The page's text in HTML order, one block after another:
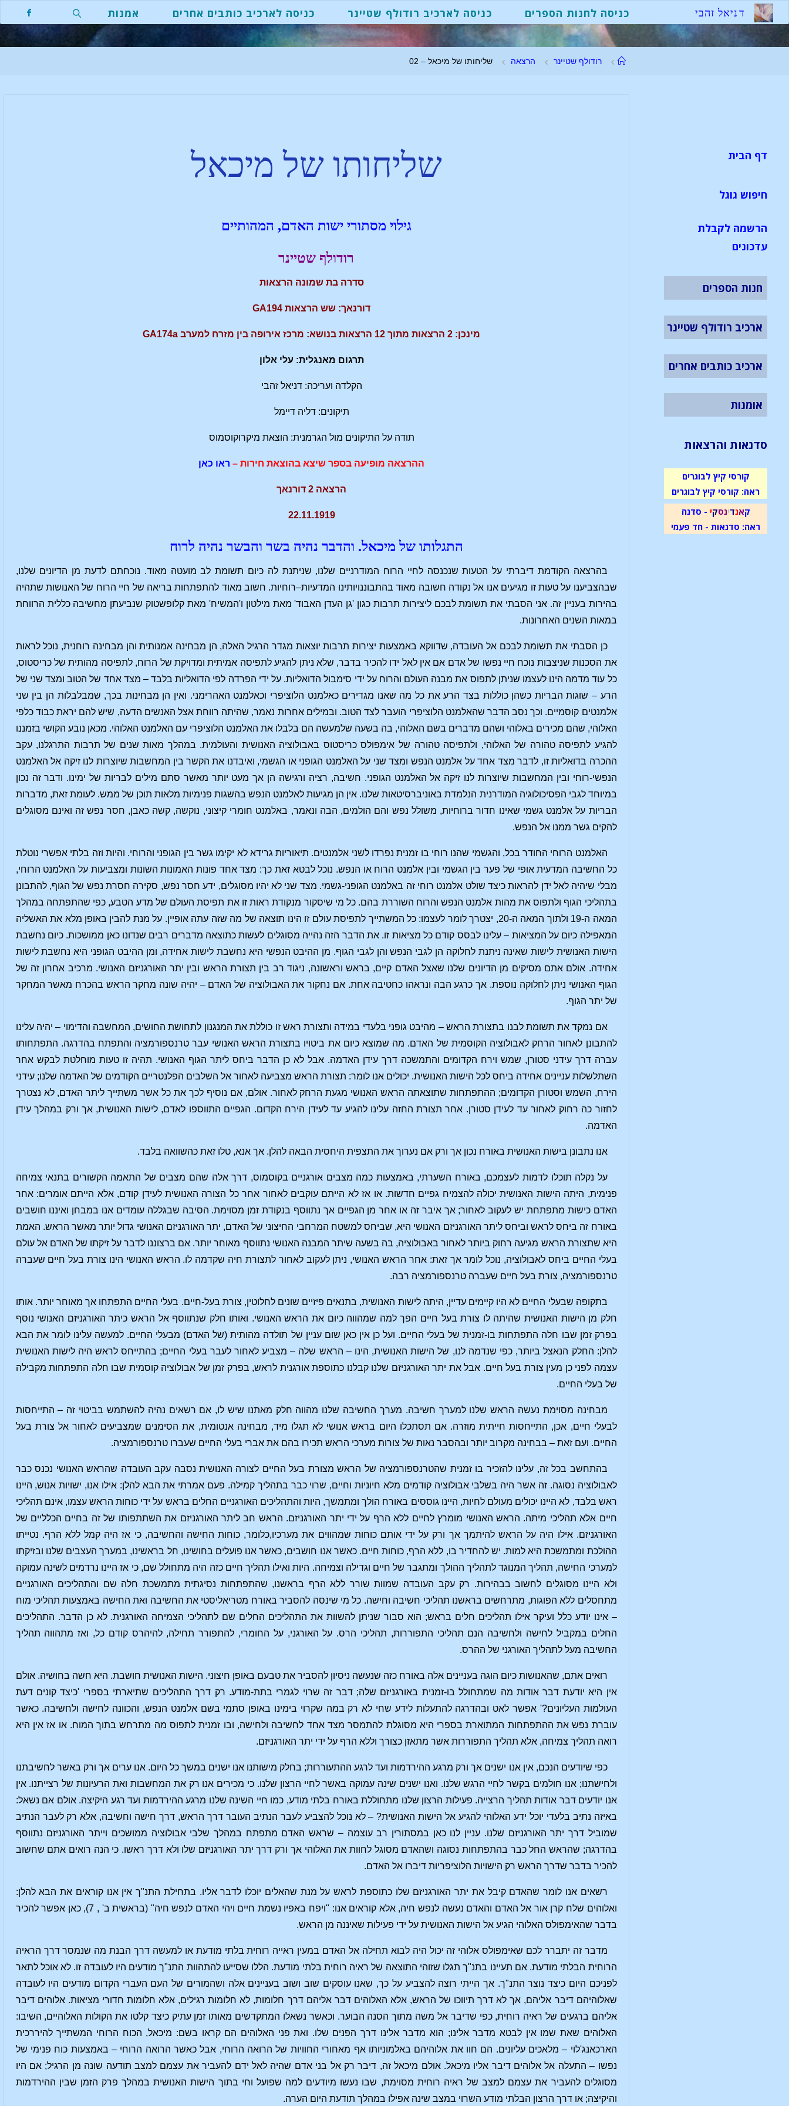
דניאל זהבי כניסה לחנות הספרים כניסה לארכיב רודולף שטיינר כניסה לארכיב כותבים אחרים אמנות
רודולף שטיינר הרצאה שליחותו של מיכאל – 02
שליחותו של מיכאל
גילוי מסתורי ישות האדם, המהותיים
רודולף שטיינר
סדרה בת שמונה הרצאות
דורנאך: שש הרצאות GA194
מינכן: 2 הרצאות מתוך 12 הרצאות בנושא: מרכז אירופה בין מזרח למערב GA174a
תרגום מאנגלית: עלי אלון
הקלדה ועריכה: דניאל זהבי
תיקונים: דליה דיימל
תודה על התיקונים מול הגרמנית: הוצאת מיקרוקוסמוס
ההרצאה מופיעה בספר שיצא בהוצאת חירות – ראו כאן
הרצאה 2 דורנאך
22.11.1919
התגלותו של מיכאל. והדבר נהיה בשר והבשר נהיה לרוח
בהרצאה הקודמת דיברתי על הטעות שנכנסה לחיי הרוח המודרניים שלנו, שניתנת לה כיום תשומת לב מועטה מאוד. נוכחתם לדעת מן הדיונים שלנו,
שבהצביענו על טעות זו מגיעים אנו אל נקודה חשובה מאוד בהתבוננויותינו המדעיות–רוחיות. חשוב מאוד להתפתחות בריאה של חיי הרוח של האנושות שתהיה
בהירות בעניין זה. אני הסבתי את תשומת לבכם ליצירות תרבות כגון 'גן העדן האבוד' מאת מילטון ו'המשיח' מאת קלופשטוק שנביעתן מחשיבה כללית הרווחת
במאות השנים האחרונות.
כן הסבתי את תשומת לבכם אל העובדה, שדווקא באמצעות יצירות תרבות יוצאות מגדר הרגיל האלה, הן מבחינה אמנותית והן מבחינה רוחנית, נוכל לראות
את הסכנות שניצבות נוכח חיי נפשו של אדם אם אין לאל ידו להכיר בדבר, שלא ניתן להגיע לתפיסה אמיתית ומדויקת של הרוח, לתפיסה מהותית של כריסטוס,
כל עוד מדמה הינו לעצמו שניתן לתפוס את מבנה העולם והרוח על ידי סימבול הדואליות. על ידי הפרדה לפי הדואליות בלבד – מצד אחד של הטוב ומצד שני של
הרע – שוגות הבריות כשהן כוללות בצד הרע את כל מה שאנו מגדירים כאלמנט הלוציפרי וכאלמנט האהרימני. ואין הן מבחינות בכך, שמבלבלות הן בין שני
אלמנטים קוסמיים. וכך נסב הדבר שהאלמנט הלוציפרי הועבר לצד הטוב. ובמילים אחרות נאמר, שהיתה רווחת אצל האנשים הדעה, שיש להם יראת כבוד כלפי
האלוהי, שהם מכירים באלוהי ושהם מדברים בשם האלוהי, בה בשעה שלמעשה הם בלבלו את האלמנט הלוציפרי עם האלמנט האלוהי. מכאן נובע הקושי בזמננו
להגיע לתפיסה טהורה של האלוהי, ולתפיסה טהורה של אימפולס כריסטוס באבולוציה האנושית והעולמית. במהלך מאות שנים של תרבות התרגלנו, עקב
ההכרה בדואליות זו, לדבר מצד אחד על אלמנט הנפש ומצד שני על האלמנט הגופני או הגשמי, ואיבדנו את הקשר בין המחשבות שיוצרות לנו זיקה אל האלמנט
הנפשי-רוחי ובין המחשבות שיוצרות לנו זיקה אל האלמנט הגופני. חשיבה, רציה ורגישה הן אך מעט יותר מאשר סתם מילים לבריות של ימינו. ודבר זה נכון
במיוחד לגבי הפסיכולוגיה המודרנית הנלמדת באוניברסיטאות שלנו. אין הן מגיעות לאלמנט הנפש בהשגות פנימיות מלאות תוכן של ממש. לעומת זאת, מדברות
הבריות על אלמנט גשמי שאינו חדור ברוחיות, משולל נפש והם הולמים, הבה ונאמר, באלמנט חומרי קיצוני, נוקשה, קשה כאבן, חסר נפש זה ואינם מסוגלים
להקים גשר ממנו אל הנפש.
האלמנט הרוחי החודר בכל, והגשמי שהנו רוחי בו זמנית נפרדו לשני אלמנטים. תיאוריות גרידא לא יקימו גשר בין הגופני והרוחי. והיות וזה בלתי אפשרי נוטלת
כל החשיבה המדעית אופי של פער בין הגשמי ובין אלמנט הרוח או הנפש. נוכל לבטא זאת כך: מצד אחד פונות האמונות השונות ומצביעות על האלמנט הרוחי,
מבלי שיהיה לאל ידן להראות כיצד שולט אלמנט רוחי זה באלמנט הגופני-גשמי. מצד שני לא יהיו מסוגלים, ידע חסר נפש, סקירה חסרת נפש של הגוף, להתבונן
בתהליכי הגוף ולתפוס את מהות אלמנט הנפש והרוח השוררת בהם. כל מי שיסקור מנקודת ראות זו את תפיסת העולם של מדע הטבע, כפי שהתפתחה במהלך
המאה ה-19 ולתוך המאה ה-20, יצטרך לומר לעצמו: כל המשתייך לתפיסת עולם זו הינו תוצאה של מה שזה עתה אופיין. על מנת להבין באופן מלא את האשליה
המאפילה כיום על המציאות – עלינו לבסס קודם כל מציאות זו. את הדבר הזה נהייה מסוגלים לעשות כתוצאה מדברים רבים שנדונו כאן ממושכות. כיום נחשבת
הישות האנושית לישות שאינה ניתנת לחלוקה הן לגבי הנפש והן לגבי הגוף. מן ההיבט הנפשי היא נחשבת לישות אחידה, ומן ההיבט הגופני היא נחשבת לישות
אחידה. אולם אתם מסיקים מן הדיונים שלנו שאצל האדם קיים, בראש וראשונה, ניגוד רב בין תצורת הראש ובין יתר האורגניזם האנושי. מרכיב אחרון זה של
הגוף האנושי ניתן לחלוקה נוספת. אך כרגע הבה ונראהו כחטיבה אחת. אם נחקור את האבולוציה של האדם – יהיה שונה מחקר הראש בהכרח מאשר המחקר
של יתר הגוף.
אם נמקד את תשומת לבנו בתצורת הראש – מהיבט גופני בלעדי במידה ותצורת ראש זו כוללת את המנגנון לתחושת החושים, המחשבה והדימוי – יהיה עלינו
להתבונן לאחור הרחק לאבולוציה הקוסמית של האדם. מה שמוצא כיום את ביטויו בתצורת הראש האנושי עבר טרנספורמציה והתפתח בהדרגה. התפתחותו
עברה דרך עידני סטורן, שמש וירח הקדומים והתמשכה דרך עידן האדמה. אבל לא כן הדבר ביחס ליתר הגוף האנושי. תהיה זו טעות מוחלטת לבקש אחר
השתלשלות עניינים אחידה ביחס לכל הישות האנושית. יכולים אנו לומר: תצורת הראש מצביעה לאחור אל השלבים הפלנטריים הקודמים של האדמה שלנו; עידני
הירח, השמש וסטורן הקדומים; ההתפתחות שתוצאתה הראש האנושי מגעת הרחק לאחור. אולם, אם נוסיף לכך את כל אשר משתייך ליתר האדם, לא נצטרך
לחזור כה רחוק לאחור עד לעידן סטורן. אחר תצורת החזה עלינו להגיע עד לעידן הירח הקדום. הגפיים התווספו לאדם, לישות האנושית, אך ורק במהלך עידן
האדמה.
אנו נתבונן בישות האנושית באורח נכון אך ורק אם נערוך את התצפית היחסית הבאה להלן. אך אנא, טלו זאת כהשוואה בלבד.
על נקלה תוכלו לדמות לעצמכם, באורח השערתי, באמצעות כמה מצבים אורגניים בקוסמוס, דרך אלה שהם מצבים של התאמה הקשורים בתנאי צמיחה
פנימית, היתה הישות האנושית יכולה להצמיח גפיים חדשות. או אז לא הייתם עוקבים לאחור אחר כל הצורה האנושית לעידן קודם, אלא הייתם אומרים: אחר
האדם כישות מתפתחת יש לעקוב לאחור; אך איבר זה או אחר מן הגפיים אך נתווסף בנקודת זמן מסוימת. הסיבה שבגללה עומדים אנו במבחן ואיננו חושבים
באורח זה ביחס לראש וביחס ליתר האורגניזם האנושי היא, שביחס למשטח המרחבי החיצוני של האדם, יתר האורגניזם האנושי גדול יותר מאשר הראש. האמת
היא שתצורת הראש מגיעה רחוק ביותר לאחור באבולוציה, בה בשעה שיתר המבנה האנושי נתווסף מאוחר יותר. אם ברצוננו לדבר על זיקתו של האדם אל עולם
בעלי החיים ביחס לאבולוציה, נוכל לומר אך זאת: אחר הראש האנושי, ניתן לעקוב לאחור לתצורת חיה שקדמה לו. הראש האנושי הינו צורת בעל חיים שעברה
טרנספורמציה, צורת בעל חיים שעברה טרנספורמציה רבה.
בתקופה שבעלי החיים לא היו קיימים עדיין, היתה לישות האנושית, בתנאים פיזיים שונים לחלוטין, צורת בעל-חיים. בעלי החיים התפתחו אך מאוחר יותר. אותו
חלק מן הישות האנושית שהיתה לו צורת בעל חיים הפך למה שמהווה כיום את הראש האנושי. ואותו חלק שנתווסף אל הראש כיתר האורגניזם האנושי נוסף
בפרק זמן שבו חלה התפתחות בו-זמנית של בעלי החיים. ועל כן אין כאן שום עניין של תולדה מהותית (של האדם) מבעלי החיים. למעשה עלינו לומר את הבא
להלן: החלק הנאצל ביותר, כפי שנדמה לנו, של הישות האנושית, הינו – הראש שלה – מצביע לאחור לעבר בעלי החיים; בהתייחס לראש היה לישות האנושית
עצמה לפני כן מעין צורת בעל חיים. אבל את יתר האורגניזם שלנו קבלנו כתוספת אורגנית לראש, בפרק זמן של אבולוציה קוסמית שבו חלה התפתחות מקבילה
של בעלי החיים.
מבחינה מסוימת נעשה הראש שלנו למערך חשיבה. מערך החשיבה שלנו מהווה חלק מאתנו שיש לו, אם רשאים נהיה להשתמש בביטוי זה – התייחסות
לבעלי חיים, אכן, התייחסות חייתית מוזרה. אם תסתכלו היום בראש אנושי לא תגלו מיד, מבחינה אנטומית, את הסימנים שמצביעים לאחור אל צורת בעל
החיים. ועם זאת – בבחינה מקרוב יותר ובהסבר נאות של צורות מערכי הראש תכירו בהם את אברי בעלי החיים שעברו טרנספורמציה.
בהתחשב בכל זה, עלינו להזכיר בו זמנית שהטרנספורמציה של הראש מצורת בעל החיים לצורה האנושית נסבה עקב העובדה שהראש האנושי נכנס כבר
לאבולוציה נסוגה. זה אשר היה בשלבי אבולוציה קודמים מלא חיוניות וחיים, שרוי כבר בתהליך קמילה. פעם אמרתי את הבא להלן: אילו אנו, ישויות אנוש, היינו
ראש בלבד, לא היינו יכולים מעולם לחיות, היינו גוססים באורח הולך ומתמשך, היות והתהליכים האורגניים החלים בראש על ידי כוחות הראש עצמו, אינם תהליכי
חיים אלא תהליכי מיתה. הראש האנושי מומרץ לחיים ללא הרף על ידי יתר האורגניזם. הראש חב ליתר האורגניזם את השתתפותו של זה בחיים הכלליים של
האורגניזם. אילו היה על הראש להיתמך אך ורק על ידי אותם כוחות שמהווים את מערכיו,כלומר, כוחות החישה והחשיבה, כי אז היה קמל ללא הרף. נטייתו
ההולכת ומתמשכת היא למות. יש להחדיר בו, ללא הרף, כוחות חיים. כאשר אנו חושבים, כאשר אנו פועלים בחושינו, חל בראשינו, במערך העצבים שלנו ובזיקתו
למערכי החישה, תהליך המנוגד לתהליך ההולך ומתגבר של חיים וגדילה וצמיחה. היות ואילו תהליך חיים כזה היה מתחולל שם, כי אז היינו נרדמים לשינה עמוקה
ולא היינו מסוגלים לחשוב בבהירות. רק עקב העובדה שמוות שורר ללא הרף בראשנו, שהתפתחות נסיגתית מתמשכת חלה שם והתהליכים האורגניים
מתחסלים ללא הפוגות, מתרחשים בראשנו תהליכי חשיבה וחישה. כל מי שינסה להסביר באורח מטריאליסטי את החשיבה ואת החישה באמצעות תהליכי מוח
– אינו יודע כלל ועיקר אילו תהליכים חלים בראש; הוא סבור שניתן להשוות את התהליכים החלים שם לתהליכי הצמיחה האורגנית. לא כן הדבר. התהליכים
החלים במקביל לחישה ולחשיבה הנם תהליכי התפוררות, תהליכי הרס. על האורגני, על החומרי, להתפורר תחילה, להיהרס קודם כל, ואז מתהווה תהליך
החשיבה מעל לתהליך האורגני של ההרס.
רואים אתם, שהאנושות כיום הוגה בעניינים אלה באורח כזה שנעשה ניסיון להסביר את טבעם באופן חיצוני. הישות האנושית חושבת. היא חשה בחושיה. אולם
אין היא יודעת דבר אודות מה שמתחולל בו-זמנית באורגניזם שלה; דבר זה שרוי לגמרי בתת-מודע. רק דרך התהליכים שתיארתי בספרי 'כיצד קונים דעת
העולמות העליונים?' אפשר לאט ובהדרגה להתעלות לידע שחי לא רק במה שקרוי בימינו באופן סתמי בשם אלמנט הנפש, והכוונה לחישה ולחשיבה. כאשר
עוברת נפש את ההתפתחות המתוארת בספרי היא מסוגלת להתמסר מצד אחד לחשיבה ולחישה, ובו זמנית לתפוס מה מתרחש בתוך המוח. או אז אין היא
רואה תהליך צמיחה, אלא תהליך התפוררות אשר מתאזן כצורך וללא הרף על ידי יתר האורגניזם.
כפי שיודעים הנכם, אין אנו ישנים אך ורק מרגע ההירדמות ועד לרגע ההתעוררות; בחלק מישותנו אנו ישנים במשך כל היום. אנו ערים אך ורק באשר לחשיבתנו
ולחישתנו; אנו חולמים בקשר לחיי הרגש שלנו. ואנו ישנים שינה עמוקה באשר לחיי הרצון שלנו. כי מכירים אנו רק את המחשבות ואת הרעיונות של רצייתנו. אין
אנו יודעים דבר אודות תהליך הרצייה. פעילות הרצון שלנו מתחוללת באורח בלתי מודע, כמו חיי השינה שלנו מרגע ההירדמות ועד רגע היקיצה. אולם אם נשאל:
באיזה נתיב בלעדי יוכל ידע האלוהי להגיע אל הישות האנושית? – לא נוכל להצביע לעבר הנתיב העובר דרך הראש, דרך חישה וחשיבה, אלא רק לעבר הנתיב
שמוביל דרך יתר האורגניזם שלנו. עניין לנו כאן במסתורין רב עוצמה – שראש האדם מתפתח במהלך שלבי אבולוציה ממושכים וייתר האורגניזם נתווסף
בהדרגה; שהראש החל כבר בהתפתחות נסוגה ושהאדם מסוגל לחוות את האלוהי אך ורק דרך יתר האורגניזם שלו ולא דרך ראשו. כי הנה רואים אתם שחשוב
להכיר בדבר שדרך הראש רק הישויות הלוציפריות דיברו אל האדם.
רשאים אנו לומר שהאדם קיבל את יתר האורגניזם שלו כתוספת לראש על מנת שהאלים יוכלו לדבר אליו. בתחילת התנ"ך אין אנו קוראים את הבא להלן:
ואלוהים שלח קרן אור אל האדם והאדם נעשה לנפש חיה, אלא קוראים אנו: "ויפח באפיו נשמת חיים ויהי האדם לנפש חיה" (בראשית ב' , 7), כאן אפשר להכיר
בדבר שהאימפולס האלוהי הגיע אל הישות האנושית על ידי פעילות שאיננה מן הראש.
מדבר זה יתברר לכם שאימפולס אלוהי זה יכול היה לבוא תחילה אל האדם במעין ראייה רוחית בלתי מודעת או למעשה דרך הבנת מה שנמסר דרך הראיה
הרוחית הבלתי מודעת. אם תעיינו בתנ"ך תגלו שזוהי התוצאה של ראיה רוחית בלתי מודעת. הללו שסייעו להתהוות התנ"ך מודעים היו לעובדה זו. לא אוכל לתאר
לפניכם היום כיצד נוצר התנ"ך. אך הייתי רוצה להצביע על כך, שאנו עוסקים שוב ושוב בעניינים אלה ושהמורים של העם העברי הקדום מודעים היו לעובדה
שאלוהיהם דיבר אליהם, אך לא דרך תיווכו של הראש, אלא האלוהים דבר אליהם דרך חלומות, לא חלומות רגילים, אלא חלומות חדורי מציאות. אלוהים דיבר
אליהם ברגעים של ראיה רוחית, כפי שדיבר אל משה מתוך הסנה הבוער. וכאשר נשאלו המתקדשים מאותו זמן עתיק כיצד קלטו את הקולות האלוהיים, השיבו:
האלוהים שאת שמו אין לבטא מדבר אלינו; הוא מדבר אלינו דרך הפנים שלו. ואת פני האלוהים הם קראו בשם: מיכאל, הכוח הרוחי המשתייך להיררכית
הארכאנג'לוי – מלאכים עליונים. הם חוו את אלוהיהם באלמוניותו אף מאחורי החוויות של הרואה הרוחי, אבל כאשר הרואה הרוחי – באמצעות כוח פנימי של
נפשו – התעלה אל אלוהים דיבר אליו מיכאל. אולם מיכאל זה, דיבר רק אל בני אדם שהיה לאל ידם להעביר את עצמם למצב תודעה שונה מן הרגיל; אם היו
מסוגלים להעביר את עצמם למצב של ראיה רוחית מסוימת, שבו נעשו מיודעים למה שפועל וחי בתוך הישות האנושית במהלך פרק הזמן שבין ההירדמות
והיקיצה; או דרך הרצון הבלתי מודע השרוי במצב שינה אפילו במהלך תודעת היום הערה.
דף הבית
חיפוש גוגל
הרשמה לקבלת
עדכונים
חנות הספרים
ארכיב רודולף שטיינר
ארכיב כותבים אחרים
אומנות
סדנאות והרצאות
קורסי קיץ לבוגרים
ראה: קורסי קיץ לבוגרים
קאנדינסקי - סדנה
ראה: סדנאות - חד פעמי